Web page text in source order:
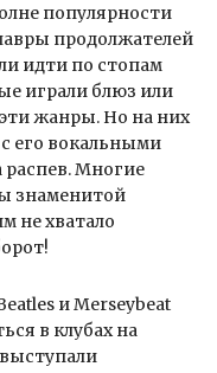
популярности
продолжателей
идти по стопам
играли блюз или
жанры. Но на них
его вокальными
Многие
знаменитой
не хватало
и Merseybeat
в клубах на